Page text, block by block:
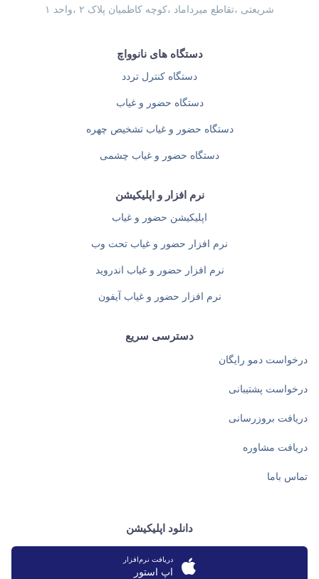
دانلود اپلیکیشن
دریافت نرم‌افزار
اپ استور
دسترسی سریع
درخواست دمو رایگان
درخواست پشتیبانی
دریافت بروزرسانی
دریافت مشاوره
تماس باما
نرم افزار و اپلیکیشن
اپلیکیشن حضور و غیاب
نرم افزار حضور و غیاب تحت وب
نرم افزار حضور و غیاب اندروید
نرم افزار حضور و غیاب آیفون
دستگاه های نانوواچ
دستگاه کنترل تردد
دستگاه حضور و غیاب
دستگاه حضور و غیاب تشخیص چهره
دستگاه حضور و غیاب چشمی
شریعتی ،تقاطع میرداماد ،کوچه کاظمیان پلاک ۲ ،واحد ۱